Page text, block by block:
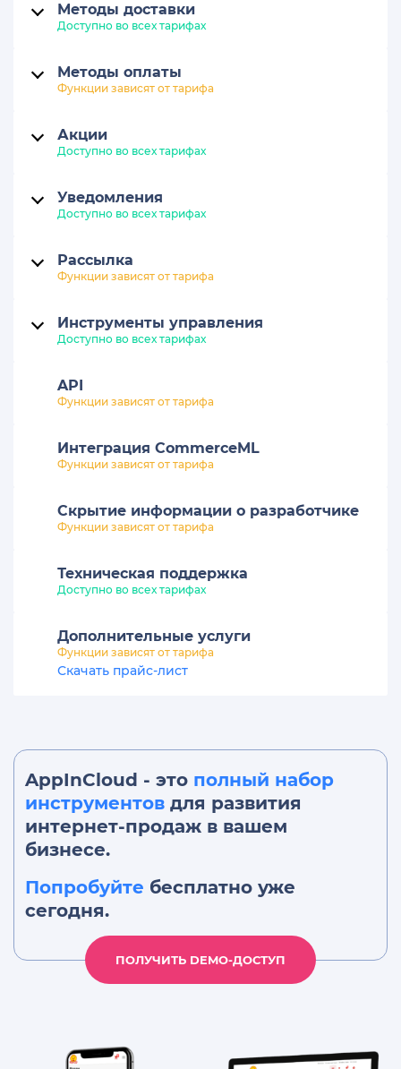
Методы доставки
Доступно во всех тарифах
Методы оплаты
Функции зависят от тарифа
Акции
Доступно во всех тарифах
Уведомления
Доступно во всех тарифах
Рассылка
Функции зависят от тарифа
Инструменты управления
Доступно во всех тарифах
API
Функции зависят от тарифа
Интеграция CommerceML
Функции зависят от тарифа
Скрытие информации о разработчике
Функции зависят от тарифа
Техническая поддержка
Доступно во всех тарифах
Дополнительные услуги
Функции зависят от тарифа
Скачать прайс-лист
AppInCloud - это полный набор
инструментов для развития
интернет-продаж в вашем
бизнесе.
Попробуйте бесплатно уже
сегодня.
ПОЛУЧИТЬ DEMO-ДОСТУП